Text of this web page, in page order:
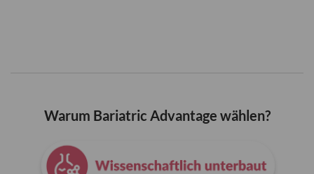
Warum Bariatric Advantage wählen?